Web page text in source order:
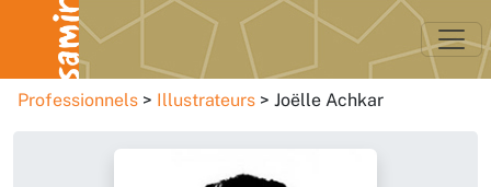
Professionnels Illustrateurs Joëlle Achkar